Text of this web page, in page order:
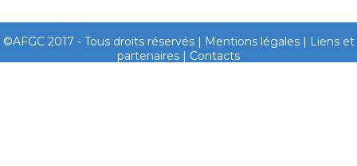
©AFGC 2017 - Tous droits réservés | Mentions légales| Liens et
partenaires | Contacts